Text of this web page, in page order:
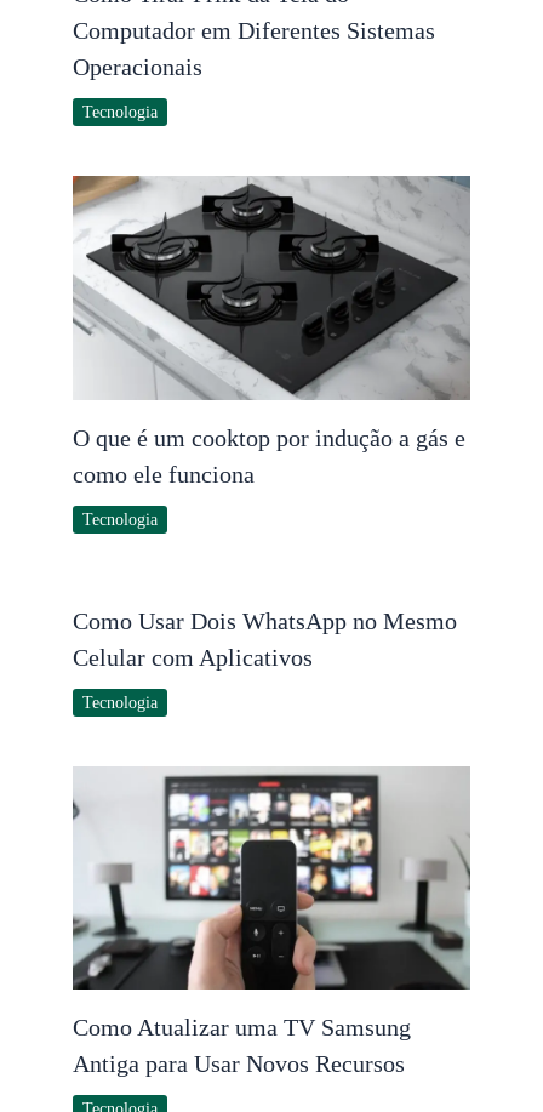
Computador em Diferentes Sistemas
Operacionais
Tecnologia
O que é um cooktop por indução a gás e
como ele funciona
Tecnologia
Como Usar Dois WhatsApp no Mesmo
Celular com Aplicativos
Tecnologia
Como Atualizar uma TV Samsung
Antiga para Usar Novos Recursos